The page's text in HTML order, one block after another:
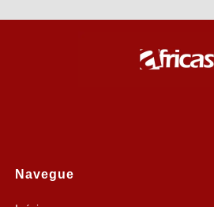
Navegue